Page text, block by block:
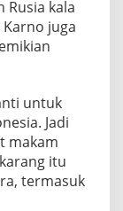
Rusia kala
juga
untuk
Jadi
makam
itu
termasuk